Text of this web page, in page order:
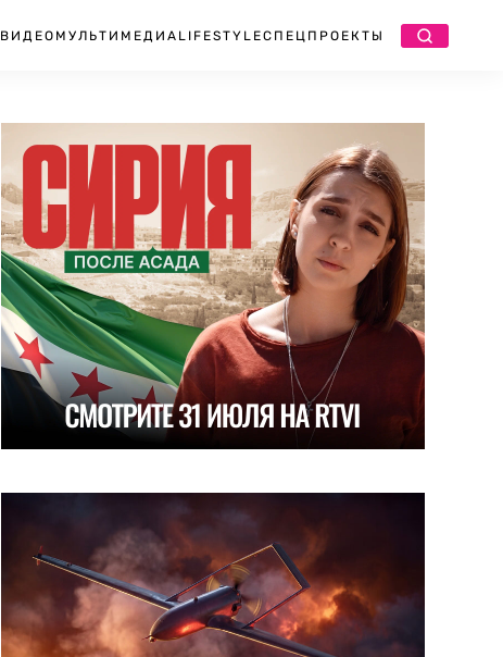
ВИДЕО МУЛЬТИМЕДИА LIFESTYLEСПЕЦПРОЕКТЫ